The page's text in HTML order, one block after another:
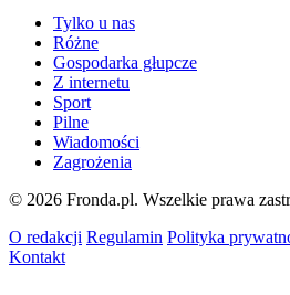
Tylko u nas
Różne
Gospodarka głupcze
Z internetu
Sport
Pilne
Wiadomości
Zagrożenia
© 2026 Fronda.pl. Wszelkie prawa
O redakcji Regulamin Polityka
Kontakt